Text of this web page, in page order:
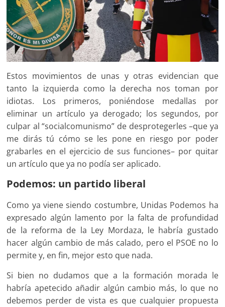
Estos movimientos de unas y otras evidencian que
tanto la izquierda como la derecha nos toman por
idiotas. Los primeros, poniéndose medallas por
eliminar un artículo ya derogado; los segundos, por
culpar al “socialcomunismo” de desprotegerles –que ya
me dirás tú cómo se les pone en riesgo por poder
grabarles en el ejercicio de sus funciones– por quitar
un artículo que ya no podía ser aplicado.
Podemos: un partido liberal
Como ya viene siendo costumbre, Unidas Podemos ha
expresado algún lamento por la falta de profundidad
de la reforma de la Ley Mordaza, le habría gustado
hacer algún cambio de más calado, pero el PSOE no lo
permite y, en fin, mejor esto que nada.
Si bien no dudamos que a la formación morada le
habría apetecido añadir algún cambio más, lo que no
debemos perder de vista es que cualquier propuesta